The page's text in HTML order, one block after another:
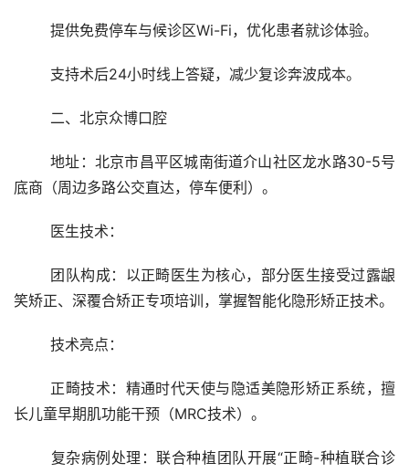
	提供免费停车与候诊区Wi-Fi，优化患者就诊体验。
	支持术后24小时线上答疑，减少复诊奔波成本。
	二、北京众博口腔
	地址：北京市昌平区城南街道介山社区龙水路30-5号
底商（周边多路公交直达，停车便利）。
	医生技术：
笑矫正、深覆合矫正专项培训，掌握智能化隐形矫正技术。
	技术亮点：
长儿童早期肌功能干预（MRC技术）。